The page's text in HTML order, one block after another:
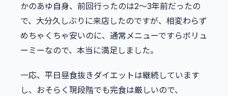
かのあゆ自身、前回行ったのは2〜3年前だったの
で、大分久しぶりに来店したのですが、相変わらず
めちゃくちゃ安いのに、通常メニューですらボリュ
ーミーなので、本当に満足しました。
一応、平日昼食抜きダイエットは継続しています
し、おそらく現段階でも完食は厳しいので、